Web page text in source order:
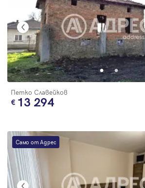
Петко Славейков
13 294
Само от Адрес
Регистрация